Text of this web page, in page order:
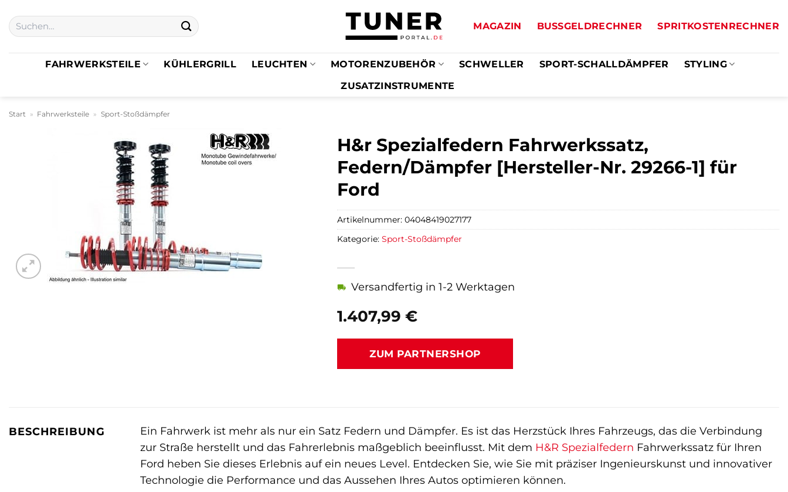
Inhalt
springen
Suchen
nach:
MAGAZIN BUSSGELDRECHNER SPRITKOSTENRECHNER
FAHRWERKSTEILE KÜHLERGRILL LEUCHTEN MOTORENZUBEHÖR SCHWELLER SPORT-SCHALLDÄMPFER
STYLING
ZUSATZINSTRUMENTE
Start » Fahrwerksteile » Sport-Stoßdämpfer
H&r Spezialfedern Fahrwerkssatz,
Federn/Dämpfer [Hersteller-Nr. 29266-1] für
Ford
1.407,99 €
Versandfertig in 1-2 Werktagen
ZUM PARTNERSHOP
Artikelnummer: 04048419027177
Kategorie: Sport-Stoßdämpfer
BESCHREIBUNG
Ein Fahrwerk ist mehr als nur ein Satz Federn und Dämpfer. Es ist das Herzstück Ihres Fahrzeugs, das die Verbindung
zur Straße herstellt und das Fahrerlebnis maßgeblich beeinflusst. Mit dem H&R Spezialfedern Fahrwerkssatz für Ihren
Ford heben Sie dieses Erlebnis auf ein neues Level. Entdecken Sie, wie Sie mit präziser Ingenieurskunst und innovativer
Technologie die Performance und das Aussehen Ihres Autos optimieren können.